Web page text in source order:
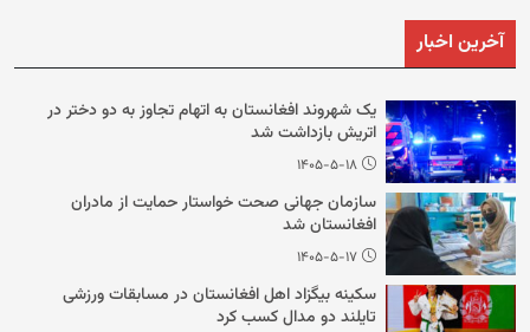
آخرین اخبار
یک شهروند افغانستان به اتهام تجاوز به دو دختر در
اتریش بازداشت شد
۱۴۰۵-۵-۱۸
سازمان جهانی صحت خواستار حمایت از مادران
افغانستان شد
۱۴۰۵-۵-۱۷
سکینه بیگزاد اهل افغانستان در مسابقات ورزشی
تایلند دو مدال کسب کرد